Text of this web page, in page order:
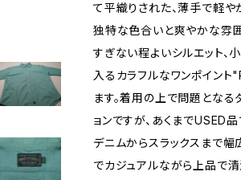
て平織りされた、薄手で軽
独特な色合いと爽やかな雰
すぎない程よいシルエット、
入るカラフルなワンポイン
ます。着用の上で問題とな
ョンですが、あくまでUSED
デニムからスラックスまで
でカジュアルながら上品で